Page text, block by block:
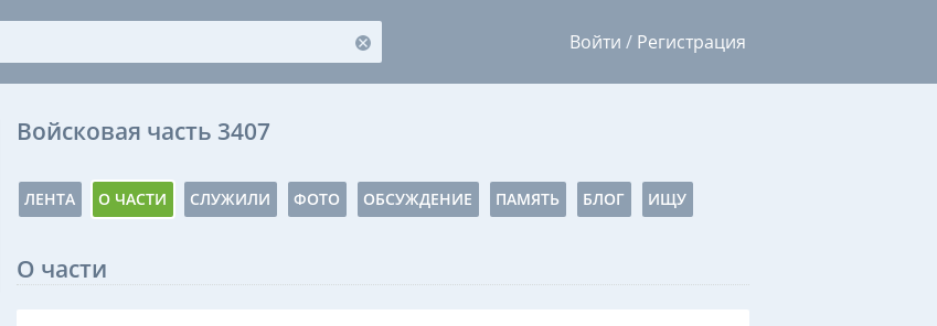
Войти / Регистрация
Войсковая часть 3407
ЛЕНТА О ЧАСТИ СЛУЖИЛИ ФОТО ОБСУЖДЕНИЕ ПАМЯТЬ БЛОГ ИЩУ
О части